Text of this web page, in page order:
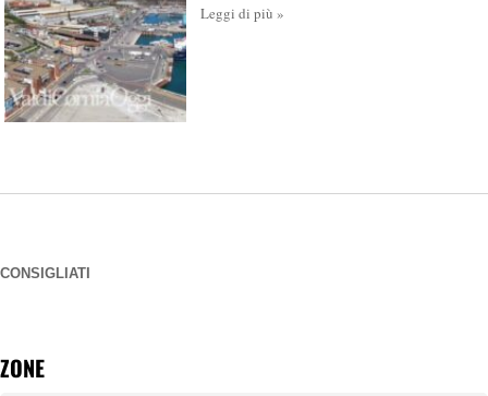
Leggi di più »
CONSIGLIATI
ZONE